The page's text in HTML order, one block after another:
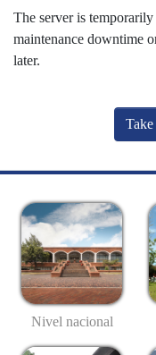
The server is
maintenance downtime
later.
Nivel nacional